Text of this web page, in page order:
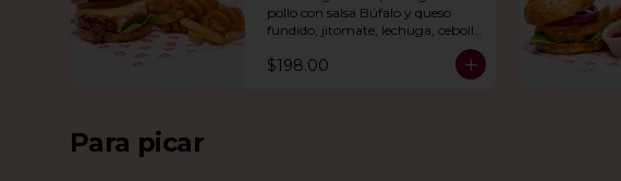
pollo con salsa Búfalo y queso
fundido, jitomate, lechuga, cebolla
morada y nuestra salsa especial.
Con papas fritas y rizo.
$198.00
Para picar